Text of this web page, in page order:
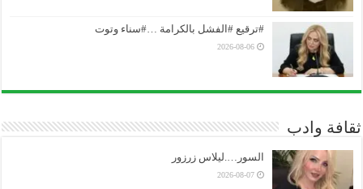
#ترقيع #الفشل بالكرامة …#سناء وتوت
2026-08-06
ثقافة وادب
السور….ليلاس زرزور
2026-08-07